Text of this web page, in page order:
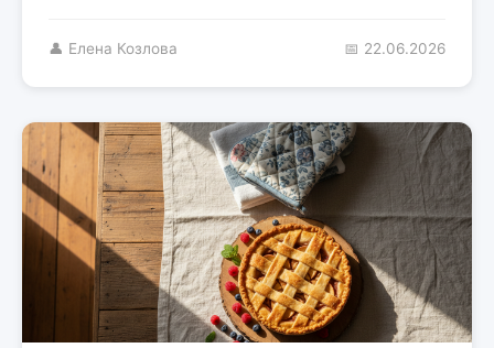
👤 Елена Козлова 📅 22.06.2026